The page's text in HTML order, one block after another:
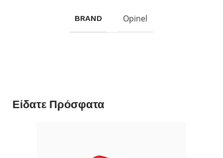
BRAND Opinel
Είδατε Πρόσφατα